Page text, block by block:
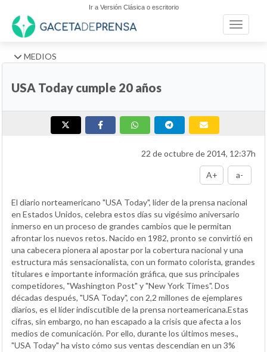
Ir a Versión Clásica o escritorio
Toggle
MEDIOS
USA Today cumple 20 años
22 de octubre de 2014, 12:37h
A+ a-
El diario norteamericano "USA Today", líder de la prensa nacional
en Estados Unidos, celebra estos días su vigésimo aniversario
inmerso en un proceso de grandes cambios que le permitan
afrontar los nuevos retos. Nacido en 1982, pronto se convirtió en
una cabecera pionera al apostar por la cobertura nacional y una
estructura más sensacionalista, con un formato colorista, grandes
titulares e importante información gráfica, que sus principales
competidores, "Washington Post" y "New York Times". Dos
décadas después, "USA Today", con 2,2 millones de ejemplares
diarios, es el líder indiscutible de la prensa norteamericana.Estas
cifras, sin embargo, no han escapado a la crisis que afecta a los
medios de comunicación. Por ello, durante los últimos meses.,
"USA Today" ha visto cómo sus ventas descendían en un 3%